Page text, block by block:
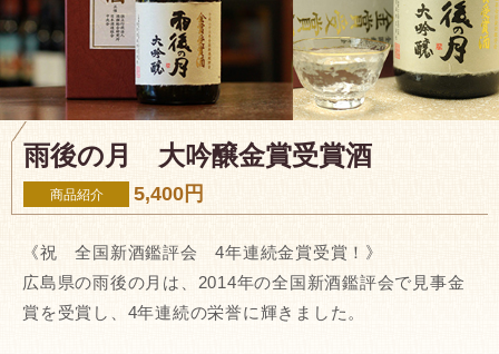
雨後の月 大吟醸金賞受賞酒
商品紹介 5,400円
《祝 全国新酒鑑評会 4年連続金賞受賞！》
広島県の雨後の月は、2014年の全国新酒鑑評会で見事金
賞を受賞し、4年連続の栄誉に輝きました。